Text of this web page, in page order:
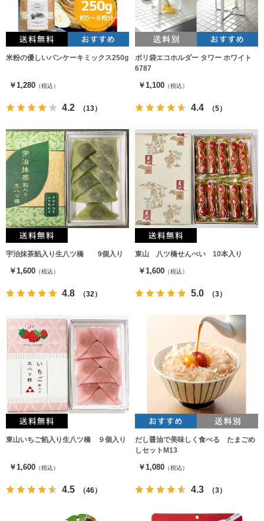
米粉の優しいパンケーキミックス250g
￥1,280 （税込）
4.2 （13）
ポリ袋エコホルダー タワー ホワイト
6787
￥1,100 （税込）
4.4 （5）
宇治抹茶餡入り生八ツ橋 9個入り
￥1,600 （税込）
4.8 （32）
東山 八ツ橋せんべい 10本入り
￥1,600 （税込）
5.0 （3）
東山いちご餡入り生八ツ橋 ９個入り
￥1,600 （税込）
4.5 （46）
だし醤油で美味しく食べる たまごめ
しセットM13
￥1,080 （税込）
4.3 （3）